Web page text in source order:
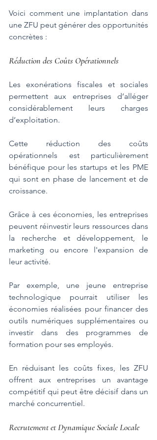
Voici comment une implantation dans
une ZFU peut générer des opportunités
concrètes :
Réduction des Coûts Opérationnels
Les exonérations fiscales et sociales
permettent aux entreprises d’alléger
considérablement leurs charges
d’exploitation.
Cette réduction des coûts
opérationnels est particulièrement
bénéfique pour les startups et les PME
qui sont en phase de lancement et de
croissance.
Grâce à ces économies, les entreprises
peuvent réinvestir leurs ressources dans
la recherche et développement, le
marketing ou encore l'expansion de
leur activité.
Par exemple, une jeune entreprise
technologique pourrait utiliser les
économies réalisées pour financer des
outils numériques supplémentaires ou
investir dans des programmes de
formation pour ses employés.
En réduisant les coûts fixes, les ZFU
offrent aux entreprises un avantage
compétitif qui peut être décisif dans un
marché concurrentiel.
Recrutement et Dynamique Sociale Locale